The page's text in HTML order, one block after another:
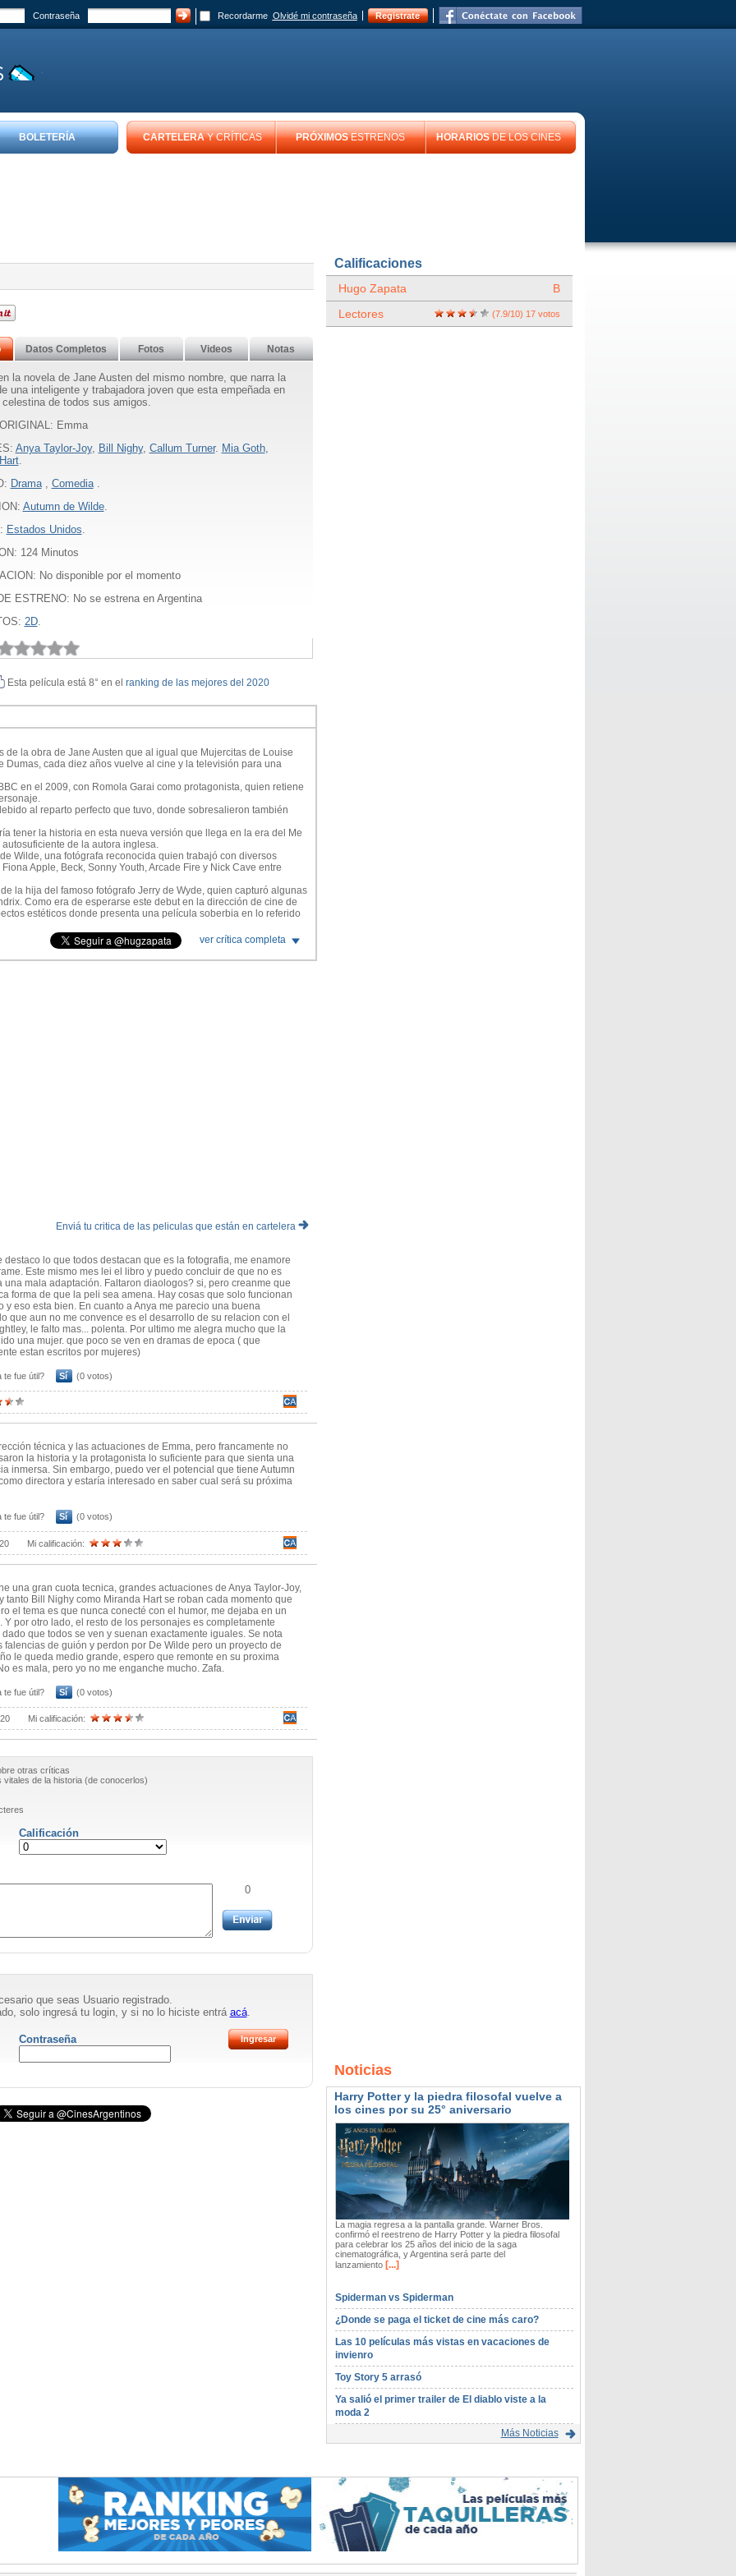
Contraseña Recordarme Olvidé mi contraseña Registrate
BOLETERÍA CARTELERAY CRÍTICAS PRÓXIMOSESTRENOS HORARIOSDE LOS CINES
Datos Completos Fotos Videos Notas
la novela de Jane Austen del mismo nombre, que narra la
una inteligente y trabajadora joven que esta empeñada en
celestina de todos sus amigos.
Emma
Anya Taylor-Joy, Bill Nighy, Callum Turner. Mia Goth,
.
Drama, Comedia.
Autumn de Wilde.
Estados Unidos.
124Minutos
No disponible por el momento
ESTRENO: No se estrena en Argentina
2D.
Esta película está 8° en el ranking de las mejores del 2020
de la obra de Jane Austen que al igual que Mujercitas de Louise
Dumas, cada diez años vuelve al cine y la televisión para una
en el 2009, con Romola Garai como protagonista, quien retiene
al reparto perfecto que tuvo, donde sobresalieron también
tener la historia en esta nueva versión que llega en la era del Me
de la autora inglesa.
Wilde, una fotógrafa reconocida quien trabajó con diversos
Apple, Beck, Sonny Youth, Arcade Fire y Nick Cave entre
la hija del famoso fotógrafo Jerry de Wyde, quien capturó algunas
Como era de esperarse este debut en la dirección de cine de
estéticos donde presenta una película soberbia en lo referido
en la ambientación, decorados y vestuarios presenta un
es magnífica y contribuye a brindar una película muy placentera
de sus actitudes negativas y por momentos termina siendo
entre la protagonista y Johnny Flynn, en el rol de George
el vínculo sentimental que se gesta entre ellos, ya que no
muchísimo esta adaptación gracias a las intervenciones de Billy
Goth, quien se roba la película como Harriet, la discípula
el concepto de sátira que proponía Austen y un casting más
habría sido más solida. Pese a todo, no deja de ser un film ameno
ver crítica completa
Enviá tu critica de las peliculas que están en cartelera
destaco lo que todos destacan que es la fotografia, me enamore
Este mismo mes lei el libro y puedo concluir de que no es
una mala adaptación. Faltaron diaologos? si, pero creanme que
forma de que la peli sea amena. Hay cosas que solo funcionan
y eso esta bien. En cuanto a Anya me parecio una buena
que aun no me convence es el desarrollo de su relacion con el
le falto mas... polenta. Por ultimo me alegra mucho que la
una mujer. que poco se ven en dramas de epoca ( que
estan escritos por mujeres)
te fue útil? Sí (0 votos)
técnica y las actuaciones de Emma, pero francamente no
la historia y la protagonista lo suficiente para que sienta una
inmersa. Sin embargo, puedo ver el potencial que tiene Autumn
directora y estaría interesado en saber cual será su próxima
te fue útil? Sí (0 votos)
Mi calificación:
una gran cuota tecnica, grandes actuaciones de Anya Taylor-Joy,
tanto Bill Nighy como Miranda Hart se roban cada momento que
el tema es que nunca conecté con el humor, me dejaba en un
Y por otro lado, el resto de los personajes es completamente
que todos se ven y suenan exactamente iguales. Se nota
falencias de guión y perdon por De Wilde pero un proyecto de
le queda medio grande, espero que remonte en su proxima
es mala, pero yo no me enganche mucho. Zafa.
te fue útil? Sí (0 votos)
Mi calificación:
otras críticas
de la historia (de conocerlos)
Calificación
0
que seas Usuario registrado.
solo ingresá tu login, y si no lo hiciste entrá acá.
Contraseña
Calificaciones
Hugo Zapata
B
Lectores
(7.9/10) 17votos
Noticias
Harry Potter y la piedra filosofal vuelve a
los cines por su 25° aniversario
La magia regresa a la pantalla grande. Warner Bros.
confirmó el reestreno de Harry Potter y la piedra filosofal
para celebrar los 25 años del inicio de la saga
cinematográfica, y Argentina será parte del
lanzamiento[...]
Spiderman vs Spiderman
¿Donde se paga el ticket de cine más caro?
Las 10 películas más vistas en vacaciones de
invienro
Toy Story 5 arrasó
Ya salió el primer trailer de El diablo viste a la
moda 2
Más Noticias